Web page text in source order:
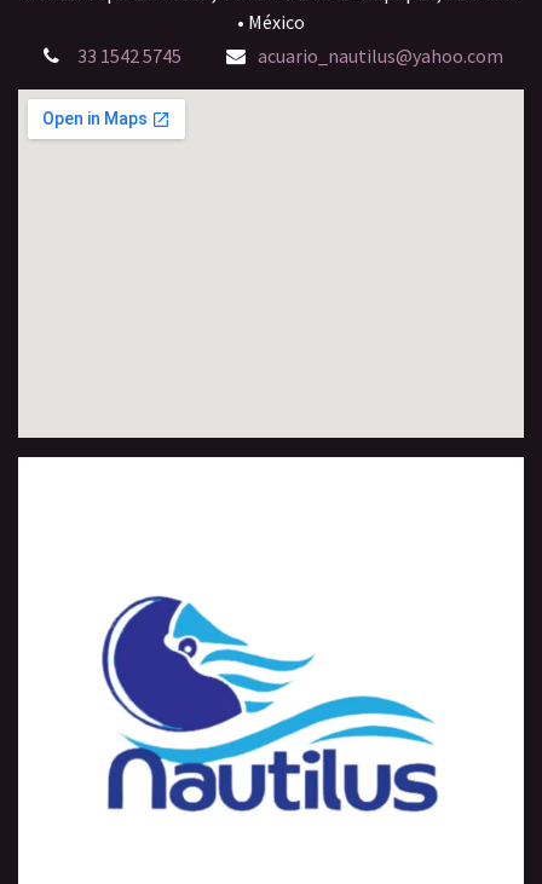
• México
33 1542 5745
acuario_nautilus@yahoo.com